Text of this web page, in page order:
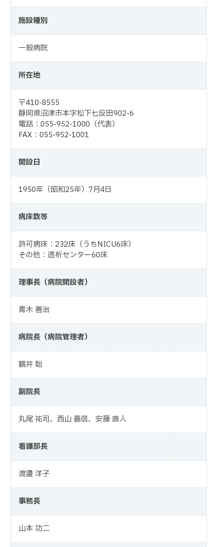
施設種別
一般病院
所在地
〒410-8555
静岡県沼津市本字松下七反田902-6
電話：055-952-1000（代表）
FAX：055-952-1001
開設日
1950年（昭和25年）7月4日
病床数等
許可病床：232床（うちNICU6床）
その他：透析センター60床
理事長（病院開設者）
青木 善治
病院長（病院管理者）
鶴井 聡
副院長
丸尾 祐司、西山 嘉信、安藤 直人
看護部長
渡邉 洋子
事務長
山本 功二